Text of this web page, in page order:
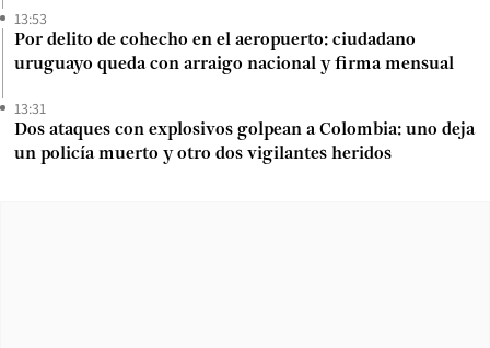
13:53
Por delito de cohecho en el aeropuerto: ciudadano
uruguayo queda con arraigo nacional y firma mensual
13:31
Dos ataques con explosivos golpean a Colombia: uno deja
un policía muerto y otro dos vigilantes heridos